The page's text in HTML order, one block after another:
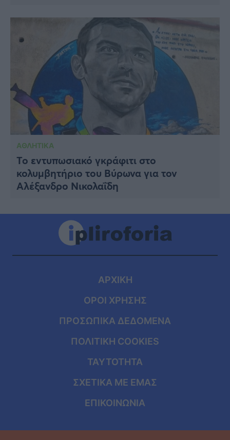
ΑΘΛΗΤΙΚΑ
Το εντυπωσιακό γκράφιτι στο
κολυμβητήριο του Βύρωνα για τον
Αλέξανδρο Νικολαΐδη
ΑΡΧΙΚΗ
ΟΡΟΙ ΧΡΗΣΗΣ
ΠΡΟΣΩΠΙΚΑ ΔΕΔΟΜΕΝΑ
ΠΟΛΙΤΙΚΗ COOKIES
ΤΑΥΤΟΤΗΤΑ
ΣΧΕΤΙΚΑ ΜΕ ΕΜΑΣ
ΕΠΙΚΟΙΝΩΝΙΑ